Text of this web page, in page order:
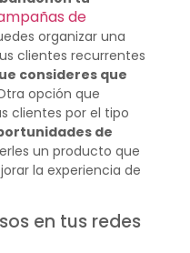
de
organizar una
clientes recurrentes
consideres que
opción que
clientes por el tipo
de
un producto que
la experiencia de
en tus redes